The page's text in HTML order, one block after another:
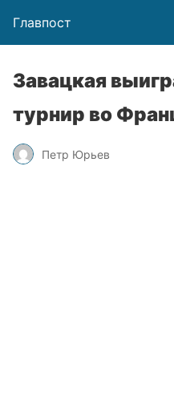
Главпост
Завацкая
турнир во
Петр Юрьев